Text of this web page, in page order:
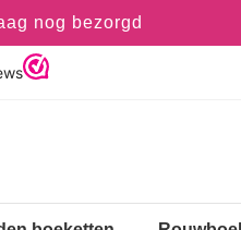
nog bezorgd